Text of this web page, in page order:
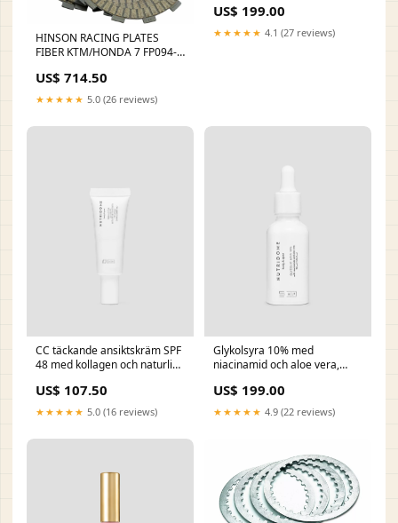
HINSON RACING PLATES
FIBER KTM/HONDA 7 FP094-
-125-2016-esi2681809
US$ 714.50
★★★★★ 5.0 (26 reviews)
US$ 199.00
★★★★★ 4.1 (27 reviews)
CC täckande ansiktskräm SPF
48 med kollagen och naturliga
Nutridome collection-twarz-
potrzeby_skory-
cera_mieszana
US$ 107.50
★★★★★ 5.0 (16 reviews)
Glykolsyra 10% med
niacinamid och aloe vera,
colour evening serum
collection-makijaz-oczy-
sztuczne_rzesy
US$ 199.00
★★★★★ 4.9 (22 reviews)